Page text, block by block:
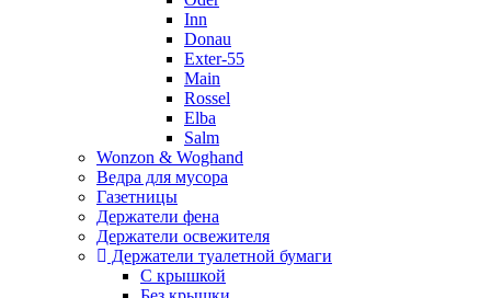
Inn
Donau
Exter-55
Main
Rossel
Elba
Salm
Wonzon & Woghand
Ведра для мусора
Газетницы
Держатели фена
Держатели освежителя
Держатели туалетной бумаги
С крышкой